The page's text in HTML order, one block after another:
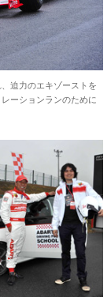
迫力のエキゾーストを
ーションランのために